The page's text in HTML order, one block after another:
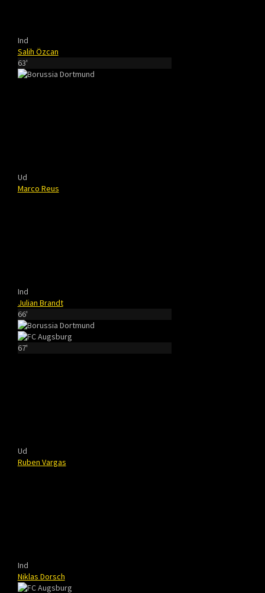
Ind
Salih Özcan
63'
Ud
Marco Reus
Ind
Julian Brandt
66'
67'
Ud
Ruben Vargas
Ind
Niklas Dorsch